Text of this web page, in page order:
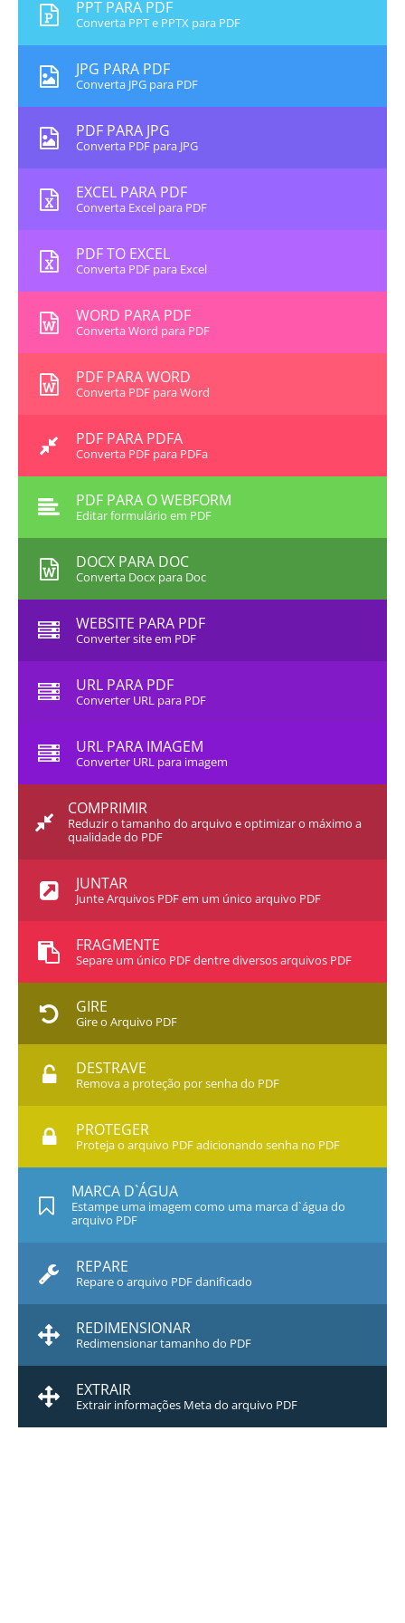
PPT PARA PDF
Converta PPT e PPTX para PDF
JPG PARA PDF
Converta JPG para PDF
PDF PARA JPG
Converta PDF para JPG
EXCEL PARA PDF
Converta Excel para PDF
PDF TO EXCEL
Converta PDF para Excel
WORD PARA PDF
Converta Word para PDF
PDF PARA WORD
Converta PDF para Word
PDF PARA PDFA
Converta PDF para PDFa
PDF PARA O WEBFORM
Editar formulário em PDF
DOCX PARA DOC
Converta Docx para Doc
WEBSITE PARA PDF
Converter site em PDF
URL PARA PDF
Converter URL para PDF
URL PARA IMAGEM
Converter URL para imagem
COMPRIMIR
Reduzir o tamanho do arquivo e optimizar o máximo a
qualidade do PDF
JUNTAR
Junte Arquivos PDF em um único arquivo PDF
FRAGMENTE
Separe um único PDF dentre diversos arquivos PDF
GIRE
Gire o Arquivo PDF
DESTRAVE
Remova a proteção por senha do PDF
PROTEGER
Proteja o arquivo PDF adicionando senha no PDF
MARCA D`ÁGUA
Estampe uma imagem como uma marca d`água do
arquivo PDF
REPARE
Repare o arquivo PDF danificado
REDIMENSIONAR
Redimensionar tamanho do PDF
EXTRAIR
Extrair informações Meta do arquivo PDF